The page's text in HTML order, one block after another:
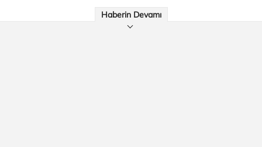
Haberin Devamı